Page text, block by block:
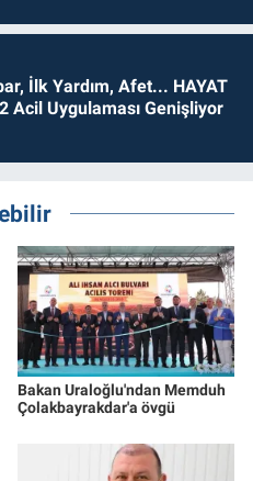
İlk Yardım, Afet... HAYAT
Acil Uygulaması Genişliyor
Bakan Uraloğlu'ndan Memduh
Çolakbayrakdar'a övgü